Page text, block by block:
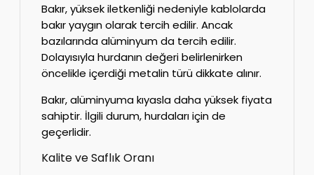
Bakır, yüksek iletkenliği nedeniyle kablolarda
bakır yaygın olarak tercih edilir. Ancak
bazılarında alüminyum da tercih edilir.
Dolayısıyla hurdanın değeri belirlenirken
öncelikle içerdiği metalin türü dikkate alınır.
Bakır, alüminyuma kıyasla daha yüksek fiyata
sahiptir. İlgili durum, hurdaları için de
geçerlidir.
Kalite ve Saflık Oranı